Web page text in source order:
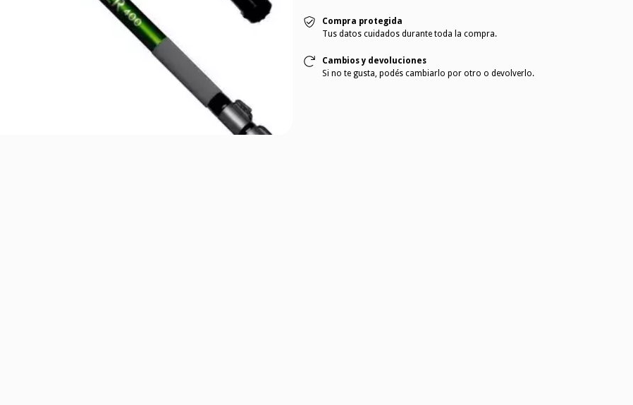
Compra protegida
Tus datos cuidados durante toda la compra.
Cambios y devoluciones
Si no te gusta, podés cambiarlo por otro o devolverlo.